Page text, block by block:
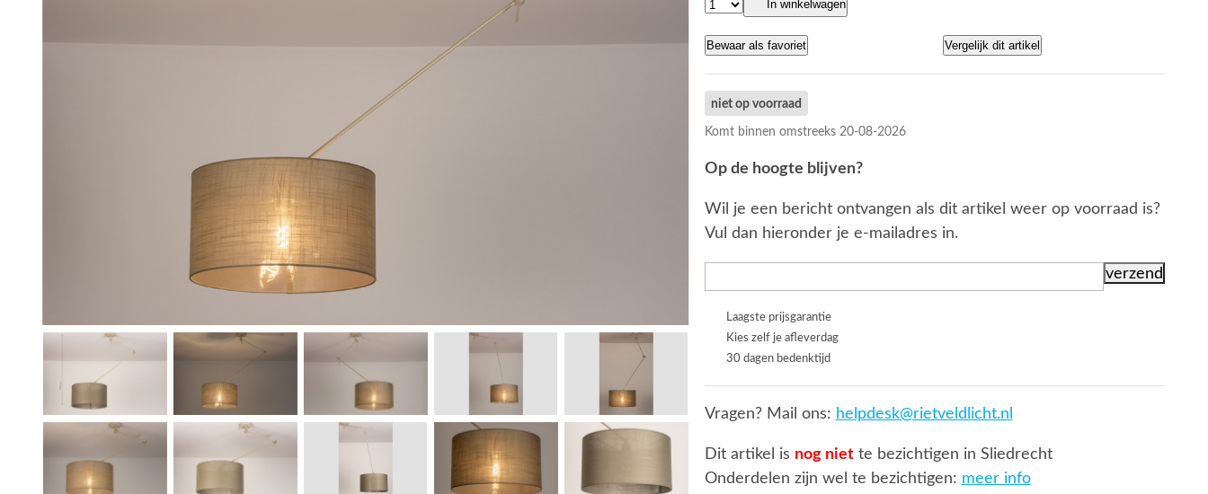
In winkelwagen
Bewaar als favoriet Vergelijk dit artikel
niet op voorraad
Komt binnen omstreeks 20-08-2026
Op de hoogte blijven?
Wil je een bericht ontvangen als dit artikel weer op voorraad is?
Vul dan hieronder je e-mailadres in.
Laagste prijsgarantie
Kies zelf je afleverdag
30 dagen bedenktijd
Vragen? Mail ons: helpdesk@rietveldlicht.nl
Dit artikel is nog niette bezichtigen in Sliedrecht
Onderdelen zijn wel te bezichtigen: meer info